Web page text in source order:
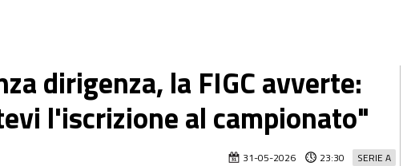
dirigenza, la FIGC avverte:
l'iscrizione al campionato"
SERIE A
31-05-2026 23:30